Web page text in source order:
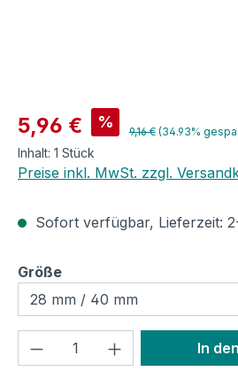
Verkaufspreis:
5,96 € % Regulärer Preis:
9,16 € (34.93%
Inhalt: 1 Stück
Preise inkl. MwSt. zzgl.
Sofort verfügbar, Lieferzeit:
Größeauswählen
Produkt Anzahl: Gib
In